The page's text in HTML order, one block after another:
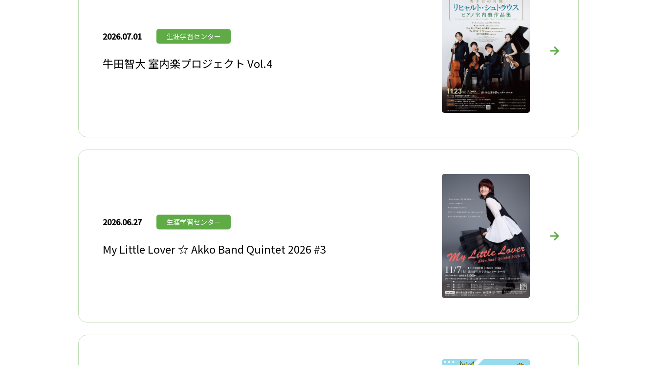
2026.07.01 生涯学習センター
牛田智大 室内楽プロジェクト Vol.4
2026.06.27 生涯学習センター
My Little Lover ☆ Akko Band Quintet 2026 #3